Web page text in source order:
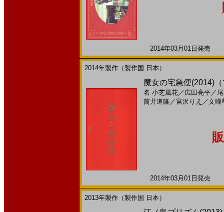
2014年03月01日発売
2014年製作（製作国 日本）
魔女の宅急便(2014)
名 小芝風花／ 広田亮平／
筒井道隆／宮沢りえ ／文曄
2014年03月01日発売
2013年製作（製作国 日本）